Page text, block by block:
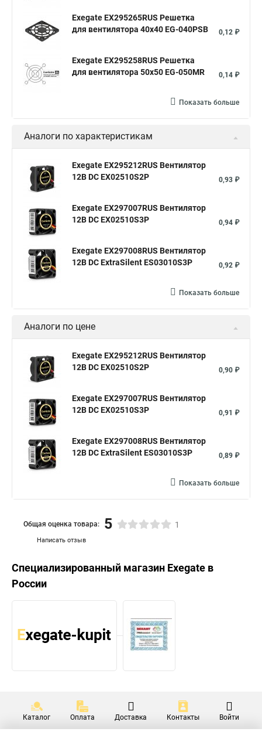
Exegate EX295265RUS Решетка
для вентилятора 40x40 EG-040PSB
0,12 ₽
Exegate EX295258RUS Решетка
для вентилятора 50х50 EG-050MR
0,14 ₽
Показать больше
Аналоги по характеристикам
Exegate EX295212RUS Вентилятор
12В DC EX02510S2P
0,93 ₽
Exegate EX297007RUS Вентилятор
12В DC EX02510S3P
0,94 ₽
Exegate EX297008RUS Вентилятор
12В DC ExtraSilent ES03010S3P
0,92 ₽
Показать больше
Аналоги по цене
Exegate EX295212RUS Вентилятор
12В DC EX02510S2P
0,90 ₽
Exegate EX297007RUS Вентилятор
12В DC EX02510S3P
0,91 ₽
Exegate EX297008RUS Вентилятор
12В DC ExtraSilent ES03010S3P
0,89 ₽
Показать больше
Написать отзыв
Общая оценка товара: 5 1
Специализированный магазин Exegate в
России
Каталог Оплата Доставка Контакты Войти